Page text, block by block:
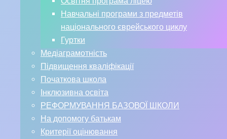
Навчальні програми з предметів
національного єврейського циклу
Гуртки
Медіаграмотність
Підвищення кваліфікації
Початкова школа
Інклюзивна освіта
РЕФОРМУВАННЯ БАЗОВОЇ ШКОЛИ
На допомогу батькам
Критерії оцінювання